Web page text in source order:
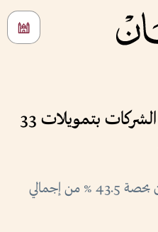
البنوك المحلية تعزز متانة الشركات بتمويلات 33
بنوك دبي تتصدر أكبر الممولين بحصة 43.5 % من إجمالي